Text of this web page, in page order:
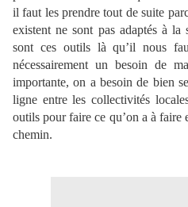
il faut les prendre tout de suite
existent ne sont pas adaptés à
sont ces outils là qu’il nous
nécessairement un besoin de
importante, on a besoin de bien
ligne entre les collectivités
outils pour faire ce qu’on a à faire
chemin.